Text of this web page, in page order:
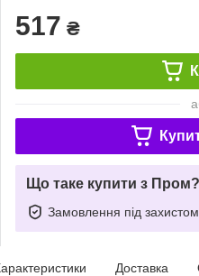
517 ₴
Що таке купити з Пром?
Замовлення під захистом
Доставка